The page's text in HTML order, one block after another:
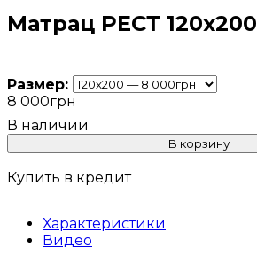
Матрац РЕСТ 120х200
Размер:
8 000грн
В корзину
Купить в кредит
Характеристики
Видео